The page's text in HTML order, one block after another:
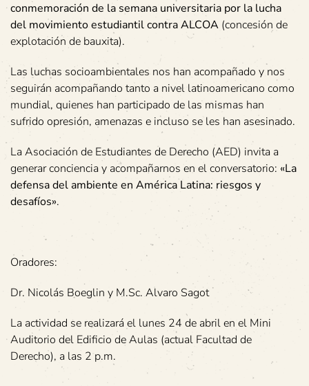
conmemoración de la semana universitaria por la lucha
del movimiento estudiantil contra ALCOA (concesión de
explotación de bauxita).
Las luchas socioambientales nos han acompañado y nos
seguirán acompañando tanto a nivel latinoamericano como
mundial, quienes han participado de las mismas han
sufrido opresión, amenazas e incluso se les han asesinado.
La Asociación de Estudiantes de Derecho (AED) invita a
generar conciencia y acompañarnos en el conversatorio: «La
defensa del ambiente en América Latina: riesgos y
desafíos».
Oradores:
Dr. Nicolás Boeglin y M.Sc. Alvaro Sagot
La actividad se realizará el lunes 24 de abril en el Mini
Auditorio del Edificio de Aulas (actual Facultad de
Derecho), a las 2 p.m.